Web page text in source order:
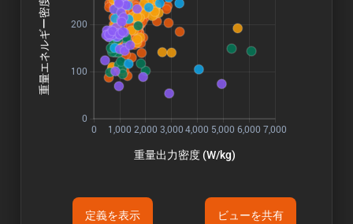
定義を表示 ビューを共有